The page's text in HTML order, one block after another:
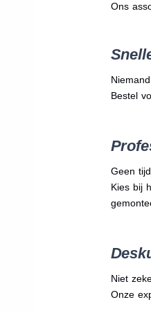
Ons
Bestel
Geen
Kies bij
Niet
Onze